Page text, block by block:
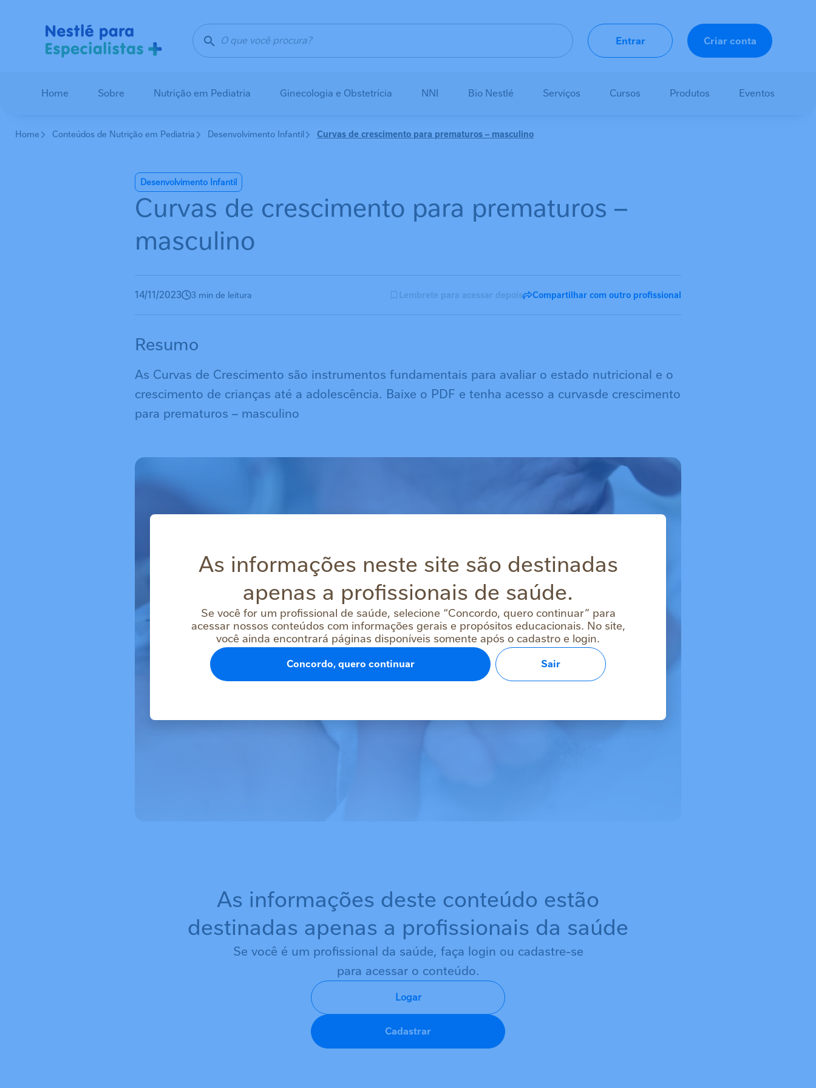
Entrar Criar conta
Home Sobre Nutrição em Pediatria Ginecologia e Obstetrícia NNI Bio Nestlé Serviços Cursos Produtos Eventos
Home Conteúdos de Nutrição em Pediatria Desenvolvimento Infantil Curvas de crescimento para prematuros – masculino
Desenvolvimento Infantil
Curvas de crescimento para prematuros –
masculino
14/11/2023 3 min de leitura Lembrete para acessar depois Compartilhar com outro profissional
Resumo
As Curvas de Crescimento são instrumentos fundamentais para avaliar o estado nutricional e o
crescimento de crianças até a adolescência. Baixe o PDF e tenha acesso a curvasde crescimento
para prematuros – masculino
As informações deste conteúdo estão
destinadas apenas a profissionais da saúde
Se você é um profissional da saúde, faça login ou cadastre-se
para acessar o conteúdo.
Logar
Cadastrar
As informações neste site são destinadas
apenas a profissionais de saúde.
Se você for um profissional de saúde, selecione “Concordo, quero continuar” para
acessar nossos conteúdos com informações gerais e propósitos educacionais. No site,
você ainda encontrará páginas disponíveis somente após o cadastro e login.
Concordo, quero continuar Sair